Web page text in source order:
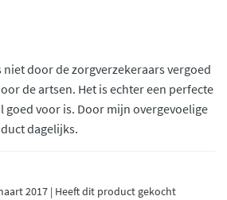
niet door de zorgverzekeraars vergoed
de artsen. Het is echter een perfecte
goed voor is. Door mijn overgevoelige
dagelijks.
2017 | Heeft dit product gekocht